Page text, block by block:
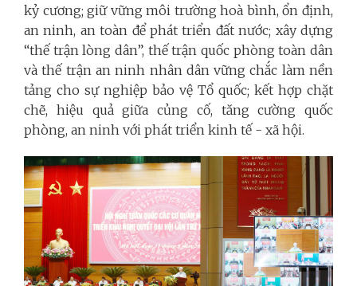
kỷ cương; giữ vững môi trường hoà bình, ổn định,
an ninh, an toàn để phát triển đất nước; xây dựng
“thế trận lòng dân”, thế trận quốc phòng toàn dân
và thế trận an ninh nhân dân vững chắc làm nền
tảng cho sự nghiệp bảo vệ Tổ quốc; kết hợp chặt
chẽ, hiệu quả giữa củng cố, tăng cường quốc
phòng, an ninh với phát triển kinh tế - xã hội.